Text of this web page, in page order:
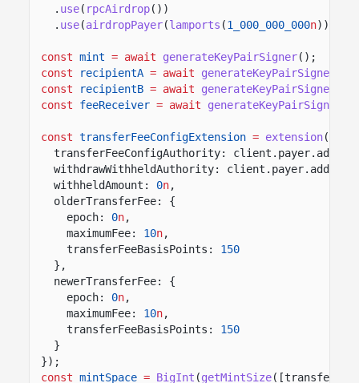
. use( rpcAirdrop())
. use(airdropPayer(lamports (1_000_000_000n)));
const mint = await generateKeyPairSigner();
const
recipientA = await generateKeyPairSigner
const
recipientB = await generateKeyPairSigner
const
feeReceiver = await generateKeyPairSigner
const transferFeeConfigExtension = extension(
transferFeeConfigAuthority:
withdrawWithheldAuthority:
withheldAmount:
0n,
olderTransferFee: {
epoch:
0n,
maximumFee:
10n,
transferFeeBasisPoints:
150
},
newerTransferFee: {
epoch:
0n,
maximumFee:
10n,
transferFeeBasisPoints:
150
}
});
const mintSpace = BigInt (getMintSize